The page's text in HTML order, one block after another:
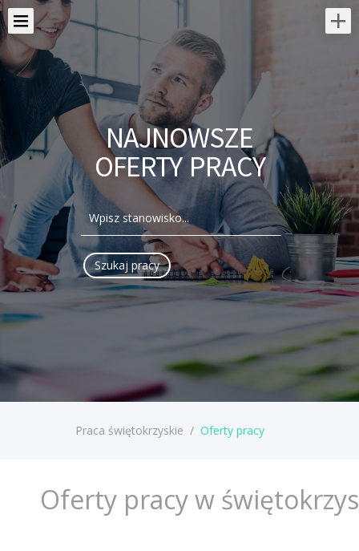
NAJNOWSZE
OFERTY PRACY
Praca świętokrzyskie / Oferty pracy
Oferty pracy w